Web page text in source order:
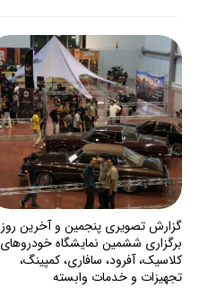
گزارش تصویری پنجمین و آخرین روز
برگزاری ششمین نمایشگاه خودروهای
کلاسیک، آفرود، سافاری، کمپینگ،
تجهیزات و خدمات وابسته